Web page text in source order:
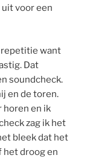
voor een
repetitie want
Dat
soundcheck.
en de toren.
horen en ik
zag ik het
bleek dat het
het droog en